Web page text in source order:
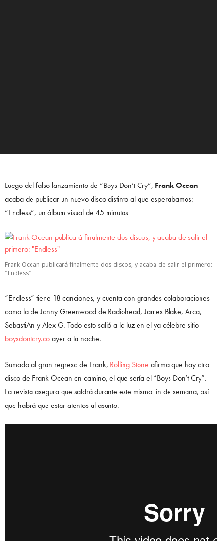
Luego del falso lanzamiento de “Boys Don’t Cry”, Frank Ocean
acaba de publicar un nuevo disco distinto al que esperabamos:
“Endless”, un álbum visual de 45 minutos
Frank Ocean publicará finalmente dos discos, y acaba de salir el primero:
“Endless”
“Endless” tiene 18 canciones, y cuenta con grandes colaboraciones
como la de Jonny Greenwood de Radiohead, James Blake, Arca,
SebastiAn y Alex G. Todo esto salió a la luz en el ya célebre sitio
boysdontcry.coayer a la noche.
Sumado al gran regreso de Frank, Rolling Stone afirma que hay otro
disco de Frank Ocean en camino, el que sería el “Boys Don’t Cry”.
La revista asegura que saldrá durante este mismo fin de semana, así
que habrá que estar atentos al asunto.